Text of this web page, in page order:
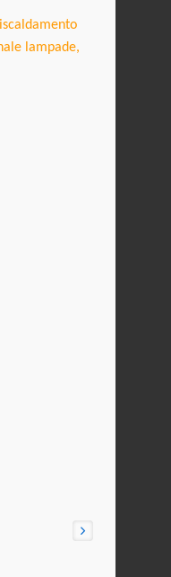
lampade,